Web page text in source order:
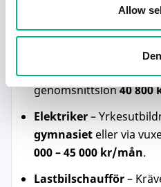
Allow
flera yrken med relativt
månader och 2 år) som
Lokförare– Utbildning
genomsnittslön40 800
Elektriker–
gymnasieteller via
000 – 45 000 kr/mån.
Lastbilschaufför–